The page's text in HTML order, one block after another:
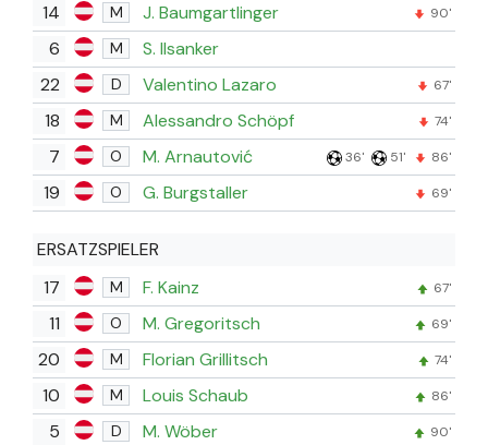
14
M J. Baumgartlinger 90'
6 M
S. Ilsanker
22
D Valentino Lazaro 67'
18 M Alessandro Schöpf 74'
7 O M. Arnautović 36' 51' 86'
19 O G. Burgstaller 69'
ERSATZSPIELER
17
M F. Kainz 67'
11 O M. Gregoritsch 69'
20 M Florian Grillitsch 74'
10 M Louis Schaub 86'
5 D M. Wöber 90'